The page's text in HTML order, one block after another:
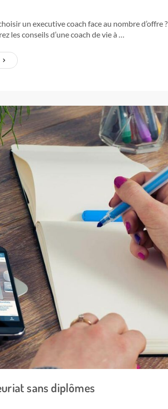
un executive coach face au nombre d’offre ?
les conseils d’une coach de vie à …
sans diplômes